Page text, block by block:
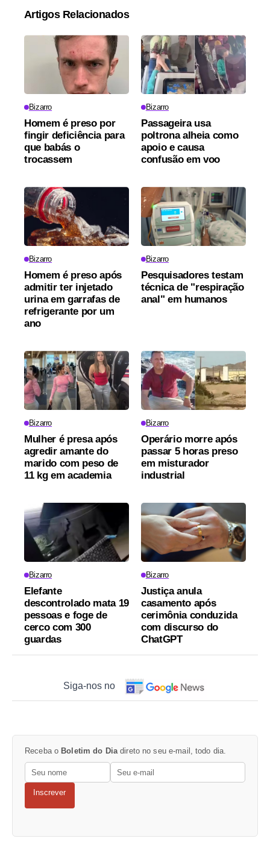
Artigos Relacionados
Bizarro
Homem é preso por
fingir deficiência para
que babás o
trocassem
Bizarro
Passageira usa
poltrona alheia como
apoio e causa
confusão em voo
Bizarro
Homem é preso após
admitir ter injetado
urina em garrafas de
refrigerante por um
ano
Bizarro
Pesquisadores testam
técnica de "respiração
anal" em humanos
Bizarro
Mulher é presa após
agredir amante do
marido com peso de
11 kg em academia
Bizarro
Operário morre após
passar 5 horas preso
em misturador
industrial
Bizarro
Elefante
descontrolado mata 19
pessoas e foge de
cerco com 300
guardas
Bizarro
Justiça anula
casamento após
cerimônia conduzida
com discurso do
ChatGPT
Siga-nos no
Receba o Boletim do Dia direto no seu e-mail, todo dia.
Inscrever